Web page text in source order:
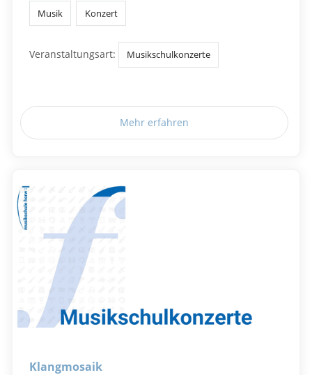
Musik Konzert
Veranstaltungsart: Musikschulkonzerte
Mehr erfahren
Klangmosaik